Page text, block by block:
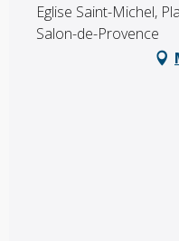
Eglise Saint-Michel,
Salon-de-Provence